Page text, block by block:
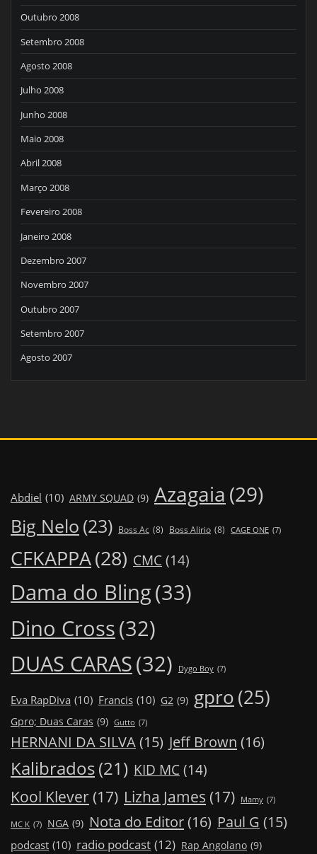
Outubro 2008
Setembro 2008
Agosto 2008
Julho 2008
Junho 2008
Maio 2008
Abril 2008
Março 2008
Fevereiro 2008
Janeiro 2008
Dezembro 2007
Novembro 2007
Outubro 2007
Setembro 2007
Agosto 2007
Abdiel (10) ARMY SQUAD (9) Azagaia (29)
Big Nelo (23) Boss Ac (8) Boss Alirio (8) CAGE ONE (7)
CFKAPPA(28) CMC (14)
Dama do Bling(33)
Dino Cross(32)
DUAS CARAS(32) Dygo Boy (7)
Eva RapDiva (10) Francis (10) G2 (9) gpro(25)
Gpro; Duas Caras (9) Gutto (7)
HERNANI DA SILVA(15) Jeff Brown (16)
Kalibrados(21) KID MC (14)
Kool Klever (17) Lizha James (17) Mamy (7)
MC K (7) NGA (9) Nota do Editor(16) Paul G (15)
podcast (10) radio podcast (12) Rap Angolano (9)